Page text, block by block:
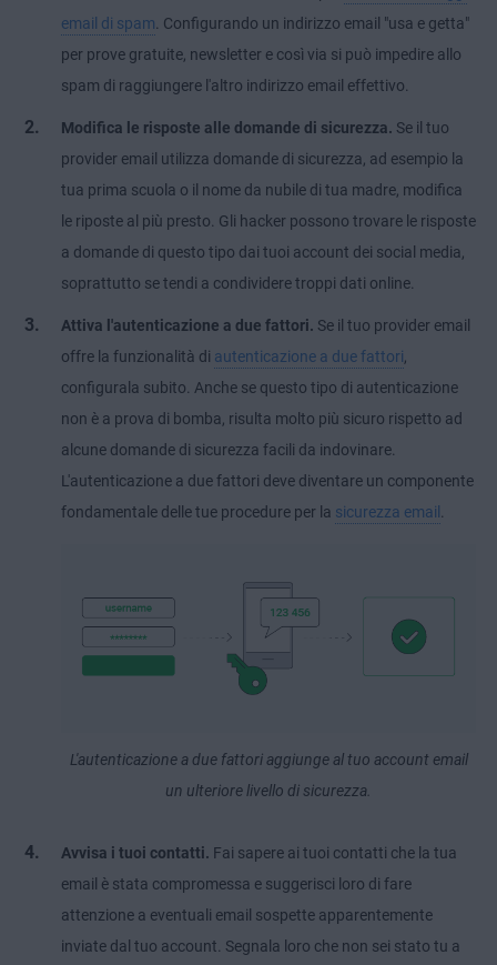
email di spam . Configurando un indirizzo email "usa e getta"
per prove gratuite, newsletter e così via si può impedire allo
spam di raggiungere l'altro indirizzo email effettivo.
Modifica le risposte alle domande di sicurezza. Se il tuo
provider email utilizza domande di sicurezza, ad esempio la
tua prima scuola o il nome da nubile di tua madre, modifica
le riposte al più presto. Gli hacker possono trovare le risposte
a domande di questo tipo dai tuoi account dei social media,
soprattutto se tendi a condividere troppi dati online.
Attiva l'autenticazione a due fattori. Se il tuo provider email
offre la funzionalità di autenticazione a due fattori
configurala subito. Anche se questo tipo di autenticazione
non è a prova di bomba, risulta molto più sicuro rispetto ad
alcune domande di sicurezza facili da indovinare.
L'autenticazione a due fattori deve diventare un componente
fondamentale delle tue procedure per la sicurezza email
L'autenticazione a due fattori aggiunge al tuo account email
un ulteriore livello di sicurezza.
Avvisa i tuoi contatti. Fai sapere ai tuoi contatti che la tua
email è stata compromessa e suggerisci loro di fare
attenzione a eventuali email sospette apparentemente
inviate dal tuo account. Segnala loro che non sei stato tu a